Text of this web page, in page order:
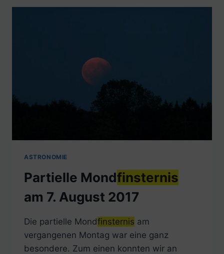
ASTRONOMIE
Partielle Mondfinsternis
am 7. August 2017
Die partielle Mondfinsternis am
vergangenen Montag war eine ganz
besondere. Zum einen konnten wir an